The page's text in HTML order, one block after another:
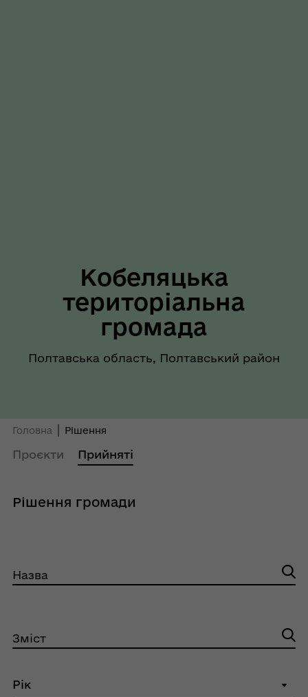
Кобеляцька
територіальна
громада
Полтавська область, Полтавський район
Головна Рішення
Проєкти Прийняті
Рішення громади
Назва
Зміст